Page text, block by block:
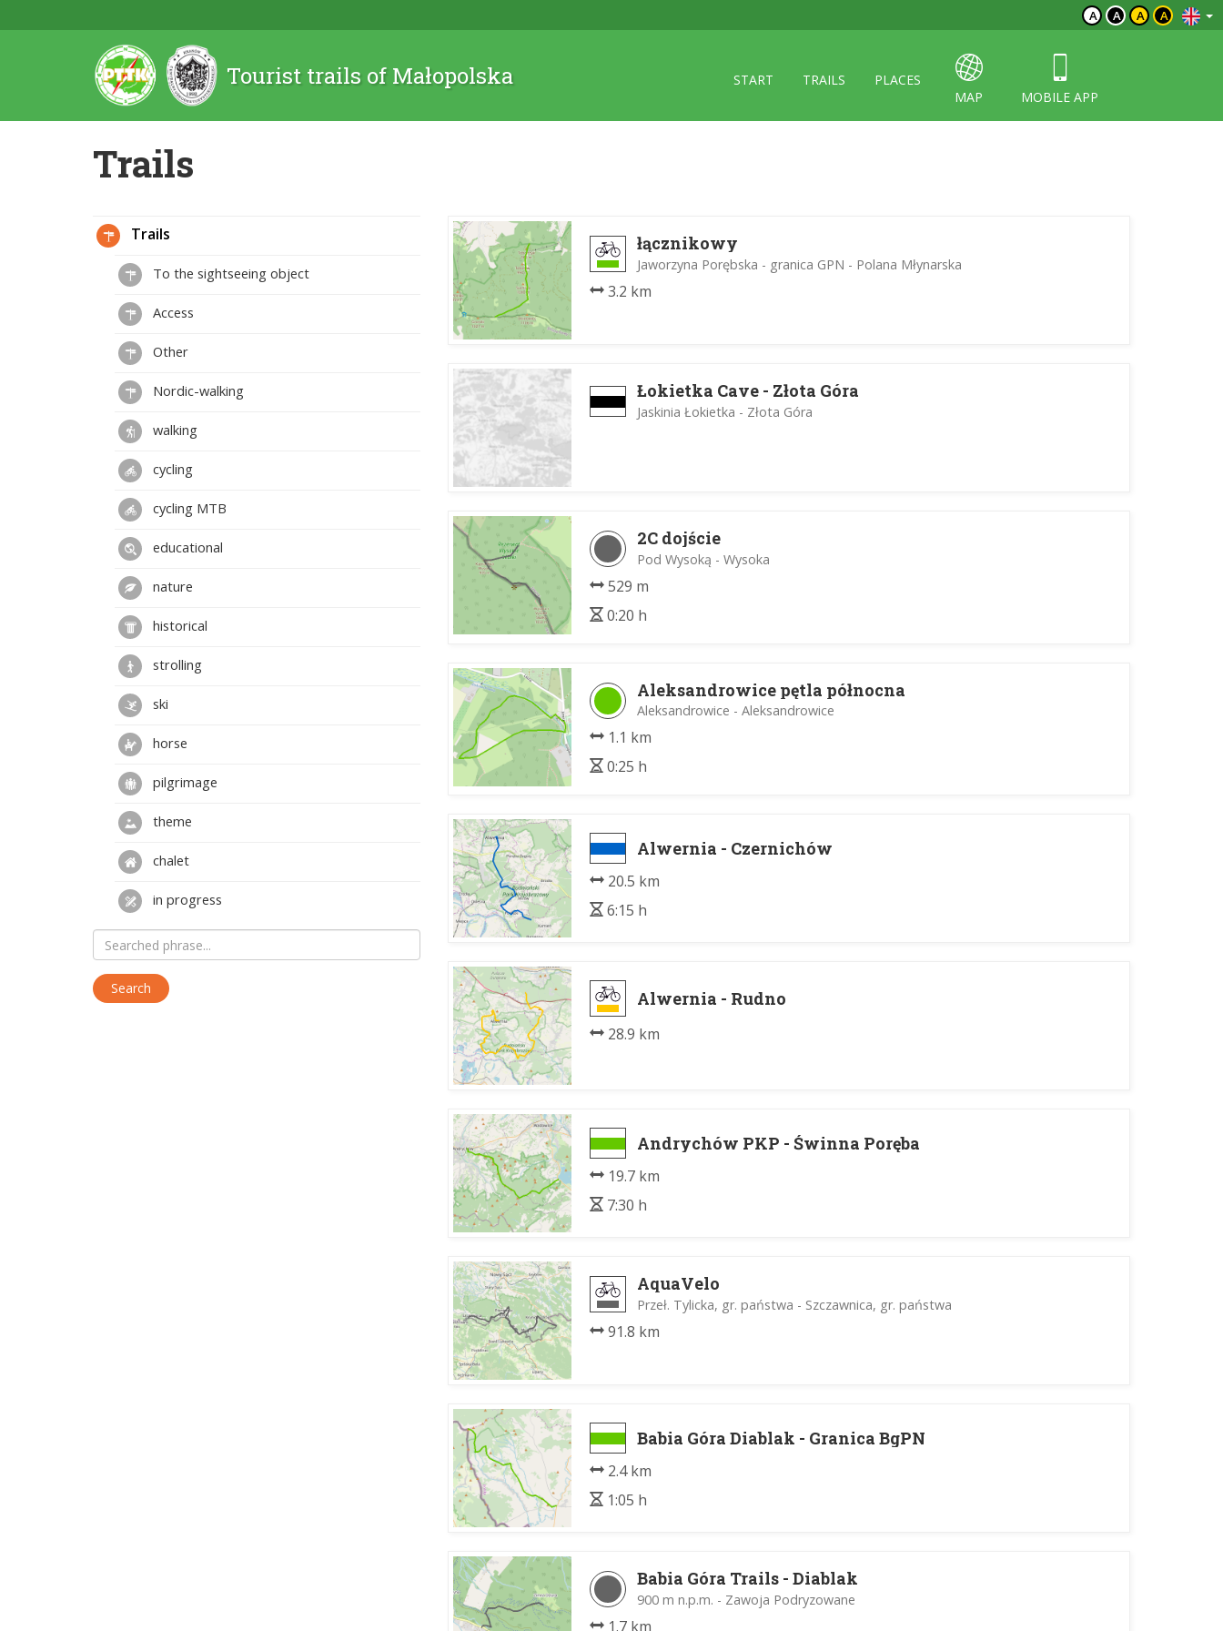
A A A A
Tourist trails of Małopolska START TRAILS
PLACES
MAP
MOBILE APP
Trails
łącznikowy
Jaworzyna Porębska - granica GPN - Polana Młynarska
3.2 km
Łokietka Cave - Złota Góra
Jaskinia Łokietka - Złota Góra
2C dojście
Pod Wysoką - Wysoka
529 m
0:20 h
Aleksandrowice pętla północna
Aleksandrowice - Aleksandrowice
1.1 km
0:25 h
Alwernia - Czernichów
20.5 km
6:15 h
Alwernia - Rudno
28.9 km
Andrychów PKP - Świnna Poręba
19.7 km
7:30 h
AquaVelo
Przeł. Tylicka, gr. państwa - Szczawnica, gr. państwa
91.8 km
Babia Góra Diablak - Granica BgPN
2.4 km
1:05 h
Babia Góra Trails - Diablak
900 m n.p.m. - Zawoja Podryzowane
1.7 km
Trails
To the sightseeing object
Access
Other
Nordic-walking
walking
cycling
cycling MTB
educational
nature
historical
strolling
ski
horse
pilgrimage
theme
chalet
in progress